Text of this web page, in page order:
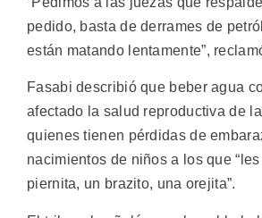
pedido, basta de derrames de
están matando lentamente”,
Fasabi describió que beber agua
afectado la salud reproductiva de
quienes tienen pérdidas de
nacimientos de niños a los que
piernita, un brazito, una orejita”.